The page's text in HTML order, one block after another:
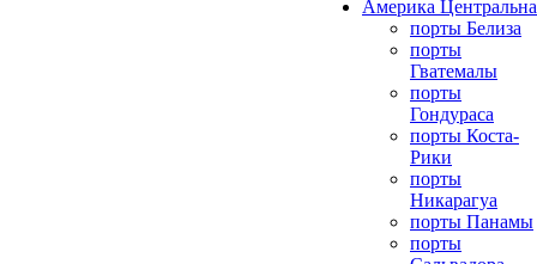
Америка
порты Белиза
порты
Гватемалы
порты
Гондураса
порты Коста-
Рики
порты
Никарагуа
порты Панамы
порты